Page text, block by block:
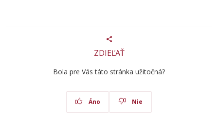
ZDIEĽAŤ
Bola pre Vás táto stránka užitočná?
Áno Nie